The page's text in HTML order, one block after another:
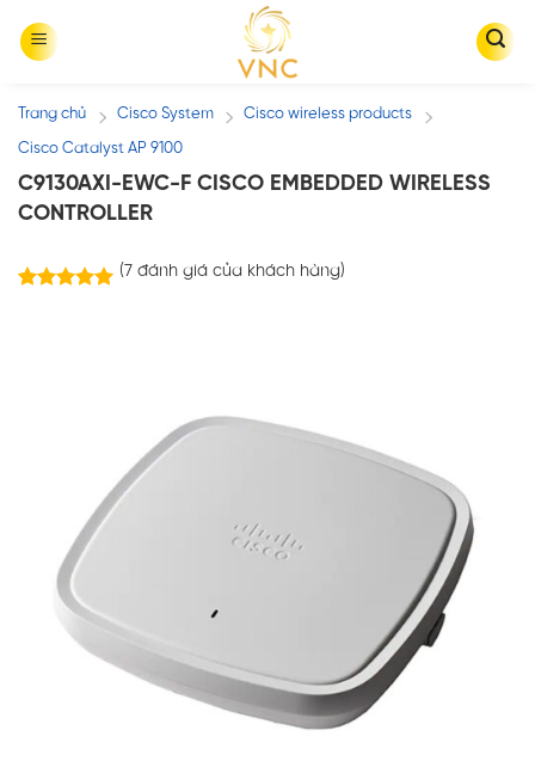
Trang chủ / Cisco System / Cisco wireless products /
Cisco Catalyst AP 9100
C9130AXI-EWC-F CISCO EMBEDDED WIRELESS
CONTROLLER
(7đánh giá của khách hàng)